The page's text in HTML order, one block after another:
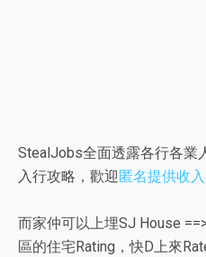
StealJobs全面透露各行各業
入行攻略，歡迎 匿名提供收
而家仲可以上埋SJ House
區的住宅Rating，快D上來